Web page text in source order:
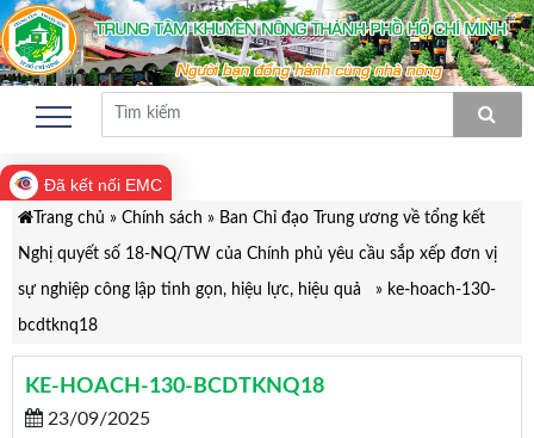
Đã kết nối EMC
Trang chủ » Chính sách » Ban Chỉ đạo Trung ương về tổng kết
Nghị quyết số 18-NQ/TW của Chính phủ yêu cầu sắp xếp đơn vị
sự nghiệp công lập tinh gọn, hiệu lực, hiệu quả
» ke-hoach-130-
bcdtknq18
KE-HOACH-130-BCDTKNQ18
23/09/2025